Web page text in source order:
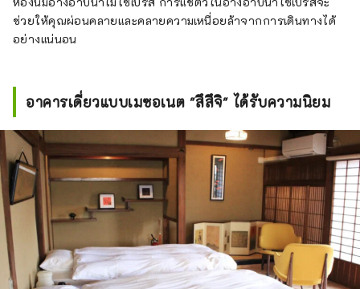
ช่วยให้คุณผ่อนคลายและคลายความเหนื่อยล้าจากการเดินทางได้
อย่างแน่นอน
อาคารเดี่ยวแบบเมซอเนต "สึสึจิ" ได้รับความนิยม